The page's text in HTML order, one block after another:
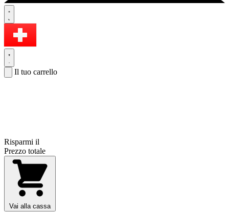
Il tuo carrello
Risparmi il
Prezzo totale
Vai alla cassa